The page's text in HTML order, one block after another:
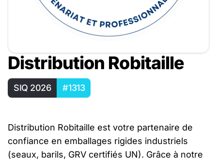
Distribution Robitaille
SIQ 2026 #1313
Distribution Robitaille est votre partenaire de
confiance en emballages rigides industriels
(seaux, barils, GRV certifiés UN). Grâce à notre